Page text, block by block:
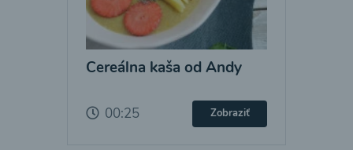
Cereálna kaša od Andy
00:25 Zobraziť